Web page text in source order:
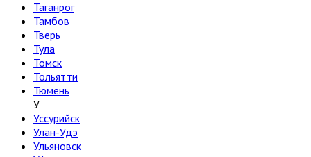
Таганрог
Тамбов
Тверь
Тула
Томск
Тольятти
Тюмень
У
Уссурийск
Улан-Удэ
Ульяновск